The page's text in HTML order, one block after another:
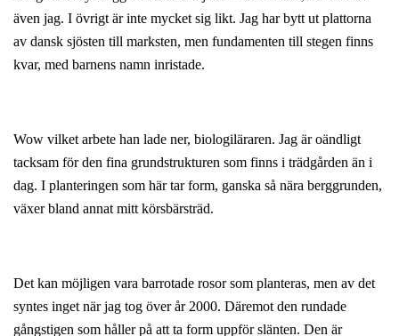
även jag. I övrigt är inte mycket sig likt. Jag har bytt ut plattorna
av dansk sjösten till marksten, men fundamenten till stegen finns
kvar, med barnens namn inristade.
Wow vilket arbete han lade ner, biologiläraren. Jag är oändligt
tacksam för den fina grundstrukturen som finns i trädgården än i
dag. I planteringen som här tar form, ganska så nära berggrunden,
växer bland annat mitt körsbärsträd.
Det kan möjligen vara barrotade rosor som planteras, men av det
syntes inget när jag tog över år 2000. Däremot den rundade
gångstigen som håller på att ta form uppför slänten. Den är